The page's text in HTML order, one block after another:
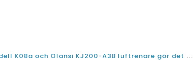
Olansi Air Purifier Modell K08a och Olansi KJ200-A3B luftrenare gör det möjligt att ha ett rent och friskt hem